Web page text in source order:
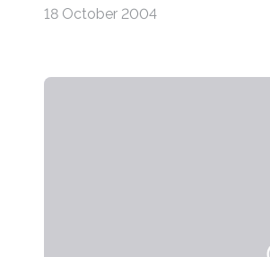
18 October 2004